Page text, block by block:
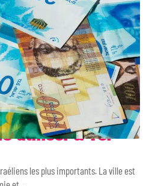
utiliser à Tel-
les plus importants. La ville est